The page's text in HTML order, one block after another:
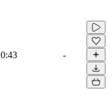
0:43 -